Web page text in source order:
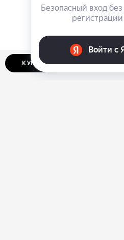
КУПИТЬ В ОДИН КЛИК